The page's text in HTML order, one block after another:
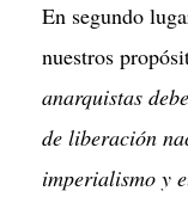
En segundo
nuestros
anarquistas
de liberación
imperialismo y